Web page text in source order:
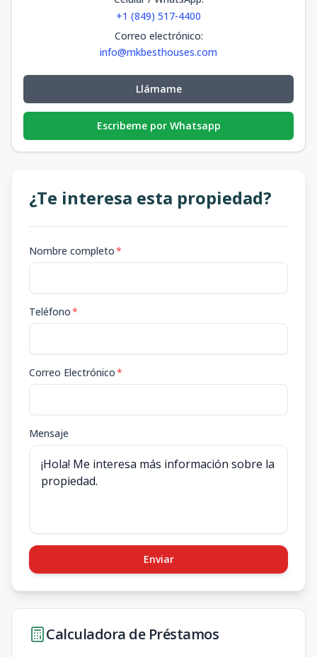
+1 (849) 517-4400
Correo electrónico:
info@mkbesthouses.com
Llámame
Escribeme por Whatsapp
¿Te interesa esta propiedad?
Nombre completo*
Teléfono*
Correo Electrónico*
Mensaje
Enviar
Calculadora de Préstamos